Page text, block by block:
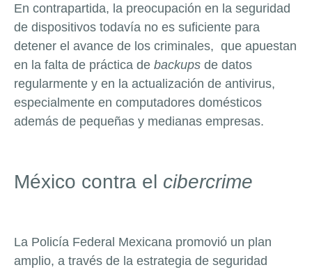
En contrapartida, la preocupación en la seguridad
de dispositivos todavía no es suficiente para
detener el avance de los criminales, que apuestan
en la falta de práctica de backups de datos
regularmente y en la actualización de antivirus,
especialmente en computadores domésticos
además de pequeñas y medianas empresas.
México contra el cibercrime
La Policía Federal Mexicana promovió un plan
amplio, a través de la estrategia de seguridad